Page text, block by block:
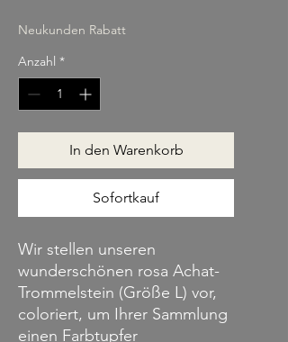
Neukunden Rabatt
Anzahl *
In den Warenkorb
Sofortkauf
Wir stellen unseren
wunderschönen rosa Achat-
Trommelstein (Größe L) vor,
coloriert, um Ihrer Sammlung
einen Farbtupfer